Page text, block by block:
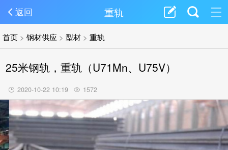
返回 重轨
首页 >钢材供应 >型材 >重轨
25米钢轨，重轨（U71Mn、U75V）
2020-10-22 10:19 1572